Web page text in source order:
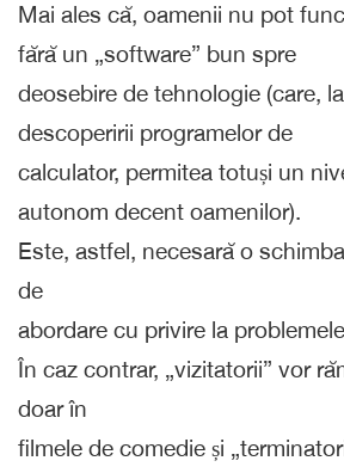
Mai ales că, oamenii nu pot
fără un „software” bun spre
deosebire de tehnologie (care,
descoperirii programelor de
calculator, permitea totuși un
autonom decent oamenilor).
Este, astfel, necesară o
de
abordare cu privire la
În caz contrar, „vizitatorii” vor
doar în
filmele de comedie și